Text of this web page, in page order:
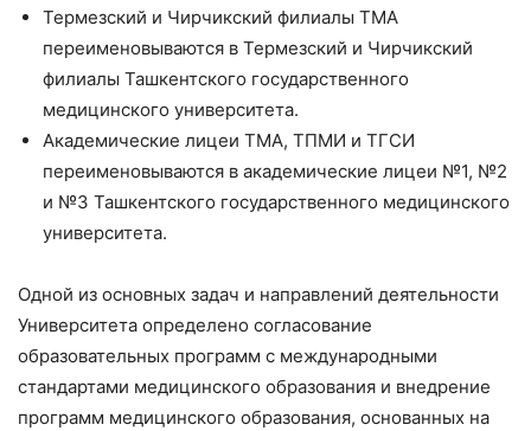
Термезский и Чирчикский филиалы ТМА
переименовываются в Термезский и Чирчикский
филиалы Ташкентского государственного
медицинского университета.
Академические лицеи ТМА, ТПМИ и ТГСИ
переименовываются в академические лицеи №1, №2
и №3 Ташкентского государственного медицинского
университета.
Одной из основных задач и направлений деятельности
Университета определено согласование
образовательных программ с международными
стандартами медицинского образования и внедрение
программ медицинского образования, основанных на